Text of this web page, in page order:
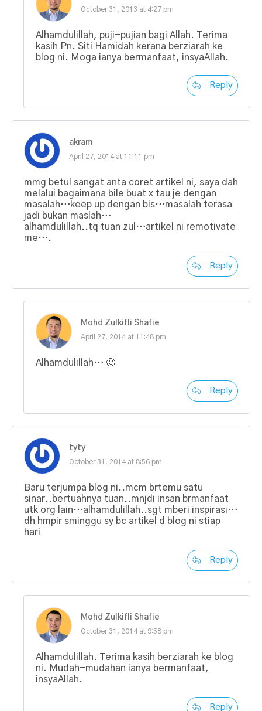
October 31, 2013 at 4:27 pm
Alhamdulillah, puji-pujian bagi Allah. Terima
kasih Pn. Siti Hamidah kerana berziarah ke
blog ni. Moga ianya bermanfaat, insyaAllah.
Reply
akram
April 27, 2014 at 11:11 pm
mmg betul sangat anta coret artikel ni, saya dah
melalui bagaimana bile buat x tau je dengan
masalah…keep up dengan bis…masalah terasa
jadi bukan maslah…
alhamdulillah..tq tuan zul…artikel ni remotivate
me….
Reply
Mohd Zulkifli Shafie
April 27, 2014 at 11:48 pm
Alhamdulillah… 🙂
Reply
tyty
October 31, 2014 at 8:56 pm
Baru terjumpa blog ni..mcm brtemu satu
sinar..bertuahnya tuan..mnjdi insan brmanfaat
utk org lain…alhamdulillah..sgt mberi inspirasi…
dh hmpir sminggu sy bc artikel d blog ni stiap
hari
Reply
Mohd Zulkifli Shafie
October 31, 2014 at 9:58 pm
Alhamdulillah. Terima kasih berziarah ke blog
ni. Mudah-mudahan ianya bermanfaat,
insyaAllah.
Reply